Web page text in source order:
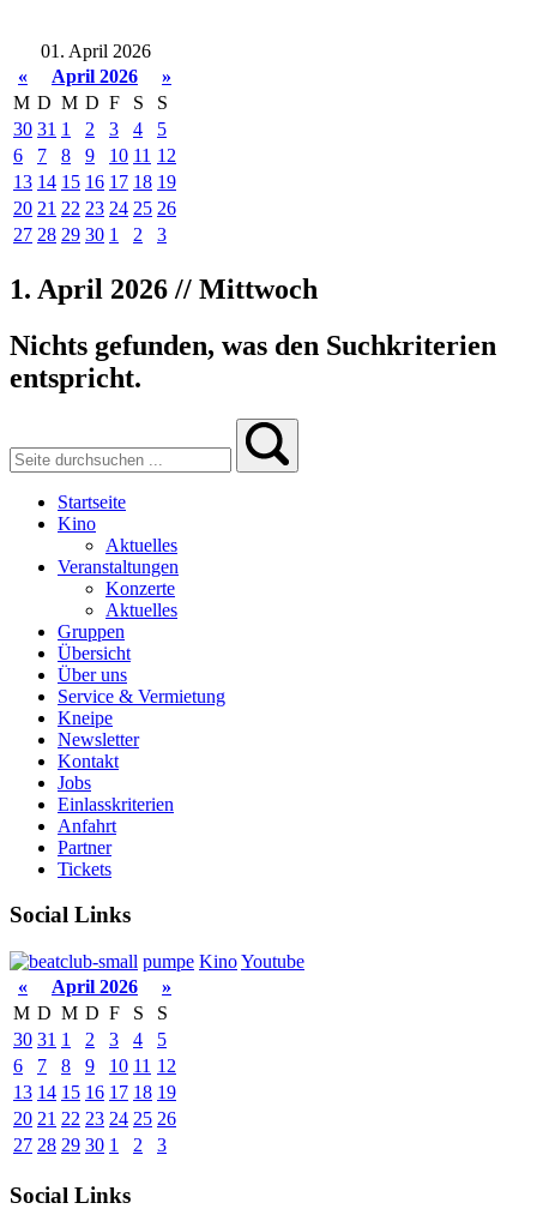
01. April 2026
«
April 2026
»
M D M D F S
S
30 31 1 2 3 4
5
6
7 8 9 10 11 12
13 14 15 16 17 18 19
20 21 22 23 24 25 26
27 28 29 30 1 2 3
1. April 2026 // Mittwoch
Nichts gefunden, was den Suchkriterien
entspricht.
Startseite
Kino
Aktuelles
Veranstaltungen
Konzerte
Aktuelles
Gruppen
Übersicht
Über uns
Service & Vermietung
Kneipe
Newsletter
Kontakt
Jobs
Einlasskriterien
Anfahrt
Partner
Tickets
Social Links
pumpe KinoYoutube
«
April 2026
»
M D M D F S
S
30 31 1 2 3 4
5
6
7 8 9 10 11 12
13 14 15 16 17 18 19
20 21 22 23 24 25 26
27 28 29 30 1 2 3
Social Links